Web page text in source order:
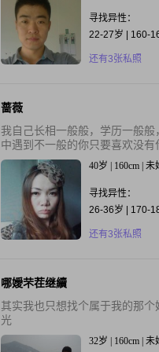
寻找异性：
22-27岁 | 160-
还有3张私照
蔷薇
我自己长相一般般，学历一般
中遇到不一般的你只要喜欢没有
40岁 | 160cm |
寻找异性：
26-36岁 | 170-
还有3张私照
哪嬡芣茬继續
其实我也只想找个属于我的那
光
32岁 | 160cm |